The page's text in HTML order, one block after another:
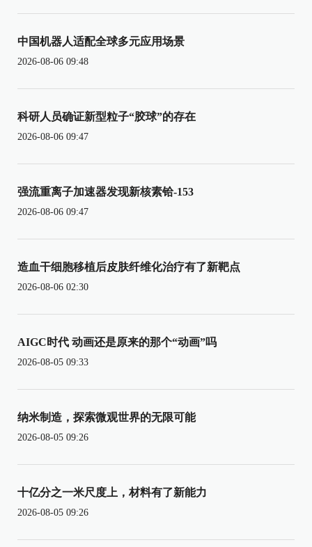
中国机器人适配全球多元应用场景
2026-08-06 09:48
科研人员确证新型粒子“胶球”的存在
2026-08-06 09:47
强流重离子加速器发现新核素铪-153
2026-08-06 09:47
造血干细胞移植后皮肤纤维化治疗有了新靶点
2026-08-06 02:30
AIGC时代 动画还是原来的那个“动画”吗
2026-08-05 09:33
纳米制造，探索微观世界的无限可能
2026-08-05 09:26
十亿分之一米尺度上，材料有了新能力
2026-08-05 09:26